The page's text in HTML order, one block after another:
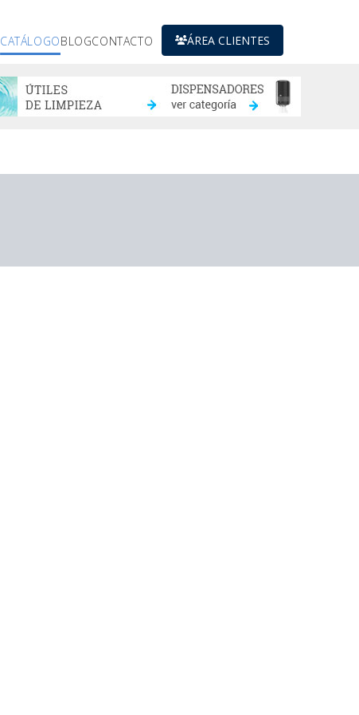
CATÁLOGOBLOGCONTACTO ÁREA CLIENTES